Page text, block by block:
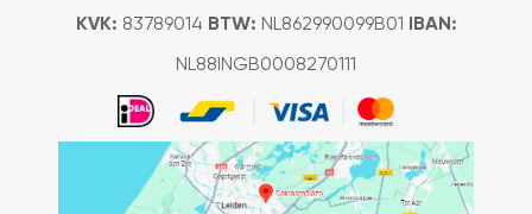
KVK: 83789014 BTW: NL862990099B01 IBAN:
NL88INGB0008270111